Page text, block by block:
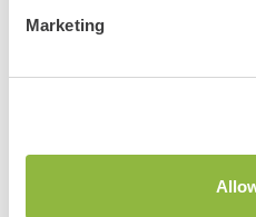
Marketing
Tandemtocht